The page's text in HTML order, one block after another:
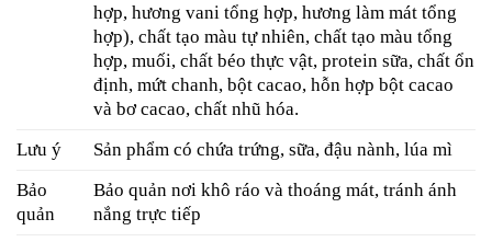
hợp, hương vani tổng hợp, hương làm mát tổng
hợp), chất tạo màu tự nhiên, chất tạo màu tổng
hợp, muối, chất béo thực vật, protein sữa, chất ổn
định, mứt chanh, bột cacao, hỗn hợp bột cacao
và bơ cacao, chất nhũ hóa.
Lưu ý
Sản phẩm có chứa trứng, sữa, đậu nành, lúa mì
Bảo
quản
Bảo quản nơi khô ráo và thoáng mát, tránh ánh
nắng trực tiếp